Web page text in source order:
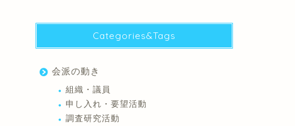
Categories&Tags
会派の動き
組織・議員
申し入れ・要望活動
調査研究活動